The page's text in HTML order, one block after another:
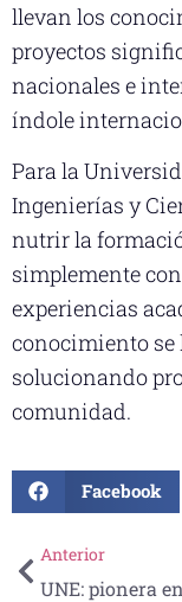
llevan los
proyectos
nacionales e
índole
Para la
Ingenierías y
nutrir la
simplemente
experiencias
conocimiento se
solucionando
comunidad.
Facebook
Anterior